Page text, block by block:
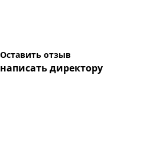
Оставить отзыв
написать директору